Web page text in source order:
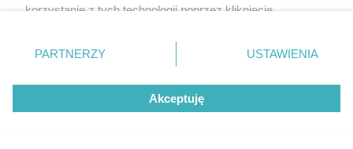
korzystanie z tych technologii poprzez kliknięcie
zmienić/wycofać klikając przycisk ustawień prywatności
znajdujący się w lewym dolnym rogu strony
rodzaje przetwarzania danych nie wymagają zgody
użytkownika, ale masz prawo sprzeciwić się takiemu
przetwarzaniu. Preferencje będą miały zastosowanie tylko
PARTNERZY USTAWIENIA
Akceptuję